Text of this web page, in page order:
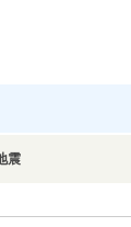
震